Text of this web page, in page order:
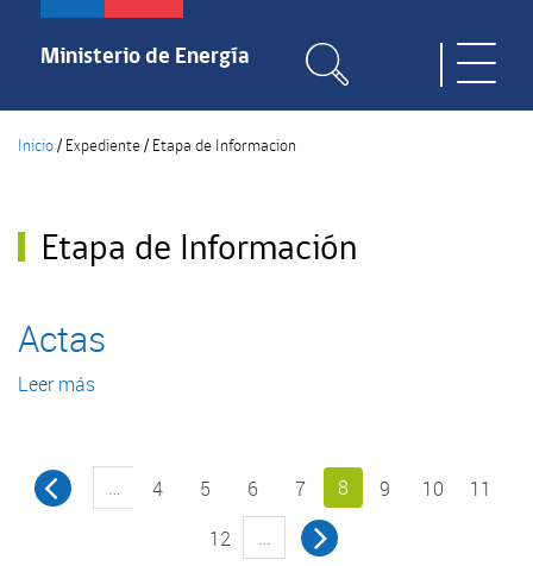
Pasar
contenido
Ministerio de Energía
Inicio/ Expediente/ Etapa de Informacion
Etapa de Información
Actas
Leer más
… 4 5 6 7 8 9 10
11
12
…